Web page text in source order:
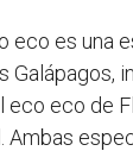
eco es una
Galápagos,
eco eco de
Ambas